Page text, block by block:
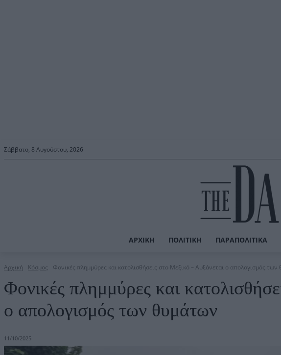
Σάββατο, 8 Αυγούστου, 2026
ΑΡΧΙΚΉ ΠΟΛΙΤΙΚΉ ΠΑΡΑΠΟΛΙΤΙΚΆ
Αρχική Κόσμος Φονικές πλημμύρες και κατολισθήσεις στο Μεξικό – Αυξάνεται ο απολογισμός των
Φονικές πλημμύρες και
ο απολογισμός των θυμάτων
11/10/2025